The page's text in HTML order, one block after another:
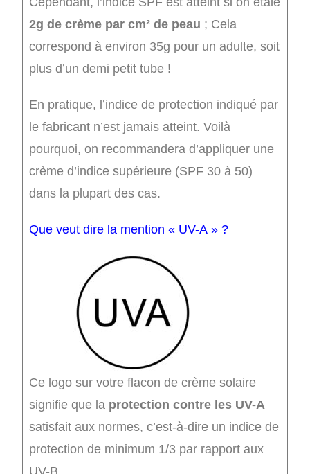
2g de crème par cm² de peau ; Cela
correspond à environ 35g pour un adulte, soit
plus d’un demi petit tube !
En pratique, l’indice de protection indiqué par
le fabricant n’est jamais atteint. Voilà
pourquoi, on recommandera d’appliquer une
crème d’indice supérieure (SPF 30 à 50)
dans la plupart des cas.
Que veut dire la mention « UV-A » ?
Ce logo sur votre flacon de crème solaire
signifie que la protection contre les UV-A
satisfait aux normes, c’est-à-dire un indice de
protection de minimum 1/3 par rapport aux
UV-B.